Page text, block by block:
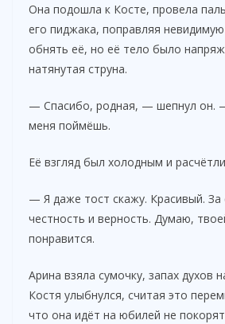
Она подошла к Косте, провела
его пиджака, поправляя
обнять её, но её тело было
натянутая струна.
— Спасибо, родная, — шепнул он.
меня поймёшь.
Её взгляд был холодным и
— Я даже тост скажу. Красивый. За
честность и верность. Думаю,
понравится.
Арина взяла сумочку, запах духов
Костя улыбнулся, считая это
что она идёт на юбилей не